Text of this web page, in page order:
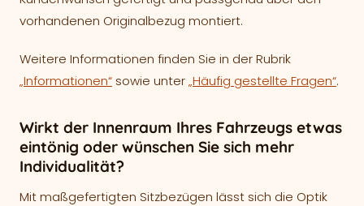
vorhandenen Originalbezug montiert.
Weitere Informationen finden Sie in der Rubrik
„Informationen“ sowie unter„Häufig gestellte Fragen“.
Wirkt der Innenraum Ihres Fahrzeugs etwas
eintönig oder wünschen Sie sich mehr
Individualität?
Mit maßgefertigten Sitzbezügen lässt sich die Optik